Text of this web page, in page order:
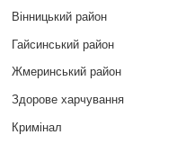
Вінницький район
Гайсинський район
Жмеринський район
Здорове харчування
Кримінал